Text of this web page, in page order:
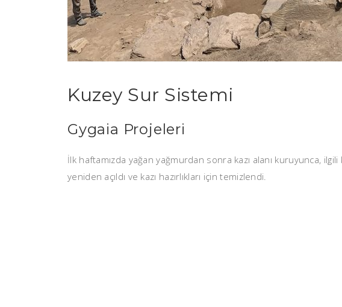
Kuzey Sur Sistemi
Gygaia Projeleri
İlk haftamızda yağan yağmurdan sonra kazı alanı kuruyunca,
yeniden açıldı ve kazı hazırlıkları için temizlendi.